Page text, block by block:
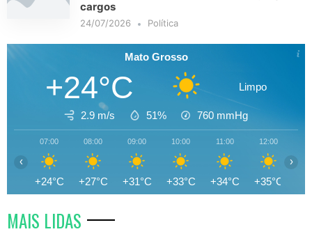
cargos
24/07/2026 Política
Mato Grosso
+24°C Limpo
2.9 m/s 51% 760 mmHg
07:00
+24°C
08:00
+27°C
09:00
+31°C
10:00
+33°C
11:00
+34°C
12:00
+35°C
‹ ›
MAIS LIDAS